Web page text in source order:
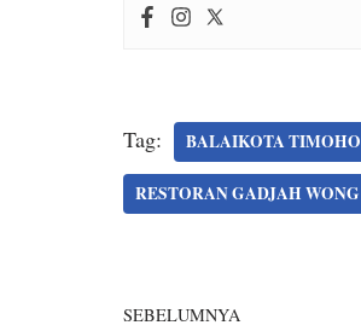
Tag: BALAIKOTA TIMOHO
RESTORAN GADJAH WONG
SEBELUMNYA